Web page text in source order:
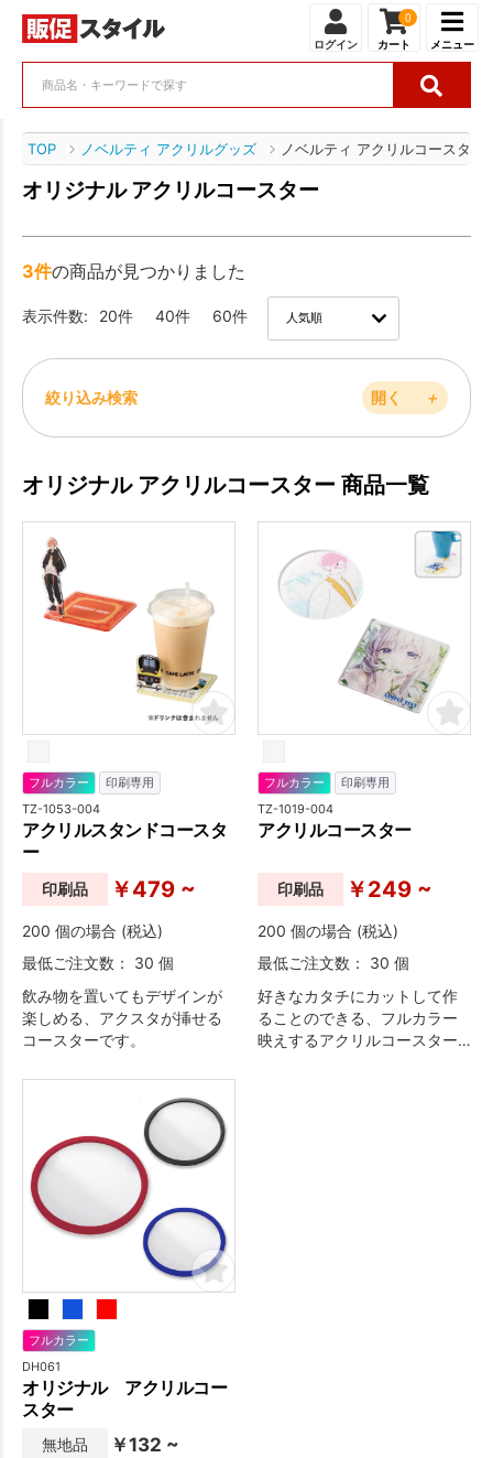
ログイン
0
カート メニュー
TOP ノベルティ アクリルグッズ ノベルティ アクリルコースター
オリジナル アクリルコースター
3件の商品が見つかりました
表示件数: 20件 40件 60件
絞り込み検索 開く ＋
オリジナル アクリルコースター 商品一覧
フルカラー 印刷専用
TZ-1053-004
アクリルスタンドコースタ
ー
印刷品 ￥479 ~
200 個の場合 (税込)
最低ご注文数： 30 個
飲み物を置いてもデザインが
楽しめる、アクスタが挿せる
コースターです。
フルカラー 印刷専用
TZ-1019-004
アクリルコースター
印刷品 ￥249 ~
200 個の場合 (税込)
最低ご注文数： 30 個
好きなカタチにカットして作
ることのできる、フルカラー
映えするアクリルコースター
フルカラー
DH061
オリジナル アクリルコー
スター
無地品 ￥132 ~